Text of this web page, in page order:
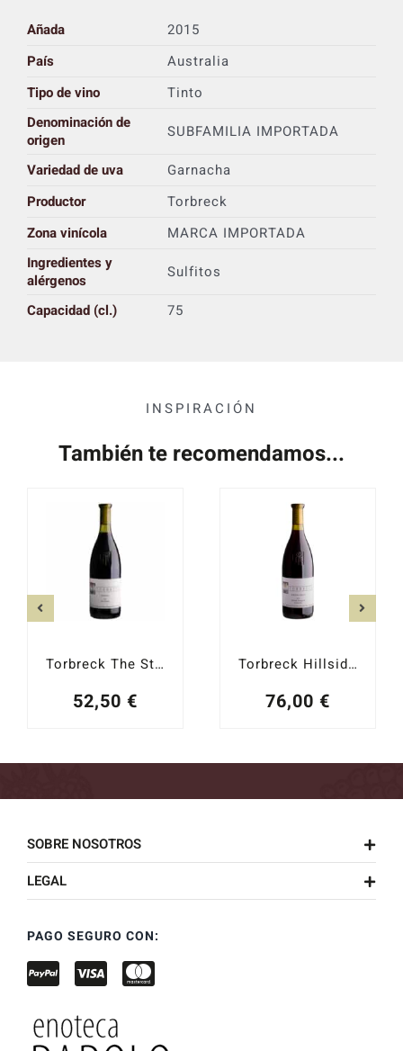
Añada
2015
País
Australia
Tipo de vino
Tinto
Denominación de
origen
SUBFAMILIA IMPORTADA
Variedad de uva
Garnacha
Productor
Torbreck
Zona vinícola
MARCA IMPORTADA
Ingredientes y
alérgenos
Sulfitos
Capacidad (cl.)
75
INSPIRACIÓN
También te recomendamos...
Torbreck The Struie 2021
52,50 €
Torbreck Hillside Vineyard 2020
76,00 €
SOBRE NOSOTROS
LEGAL
PAGO SEGURO CON: